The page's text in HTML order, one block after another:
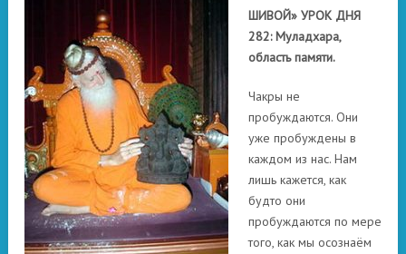
ШИВОЙ» УРОК ДНЯ
282: Муладхара,
область памяти.
Чакры не
пробуждаются. Они
уже пробуждены в
каждом из нас. Нам
лишь кажется, как
будто они
пробуждаются по мере
того, как мы осознаём